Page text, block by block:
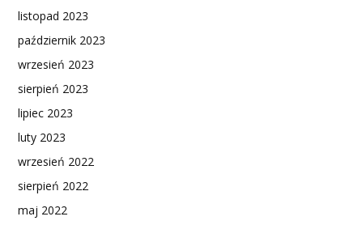
listopad 2023
październik 2023
wrzesień 2023
sierpień 2023
lipiec 2023
luty 2023
wrzesień 2022
sierpień 2022
maj 2022